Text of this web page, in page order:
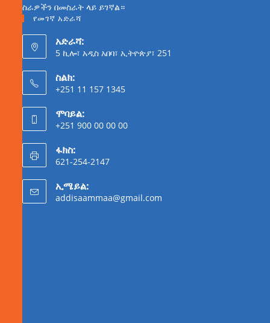
ስራዎችን በመስራት ላይ ይገኛል።
የመገኛ አድራሻ
አድራሻ:
5 ኪሎ፣ አዲስ አበባ፣ ኢትዮጵያ፣ 251
ስልክ:
+251 11 157 1345
ሞባይል:
+251 900 00 00 00
ፋክስ:
621-254-2147
ኢሜይል:
addisaammaa@gmail.com